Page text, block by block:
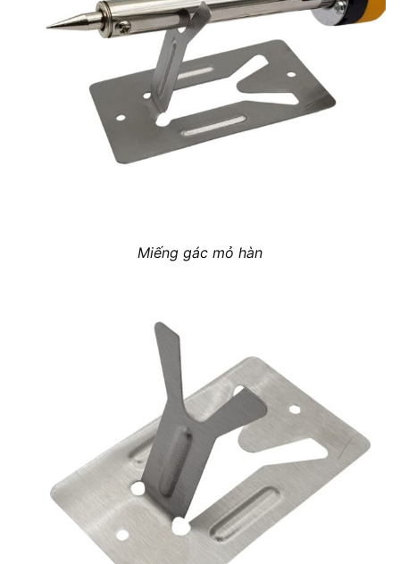
Miếng gác mỏ hàn